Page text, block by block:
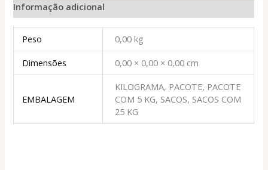
Informação adicional
Peso
0,00 kg
Dimensões
0,00 × 0,00 × 0,00 cm
EMBALAGEM
KILOGRAMA, PACOTE, PACOTE
COM 5 KG, SACOS, SACOS COM
25 KG